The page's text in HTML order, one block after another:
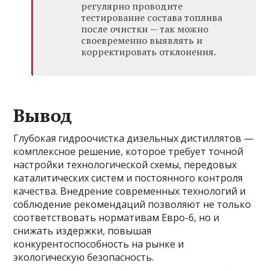
регулярно проводите
тестирование состава топлива
после очистки — так можно
своевременно выявлять и
корректировать отклонения.
Вывод
Глубокая гидроочистка дизельных дистиллятов —
комплексное решение, которое требует точной
настройки технологической схемы, передовых
каталитических систем и постоянного контроля
качества. Внедрение современных технологий и
соблюдение рекомендаций позволяют не только
соответствовать нормативам Евро-6, но и
снижать издержки, повышая
конкурентоспособность на рынке и
экологическую безопасность.